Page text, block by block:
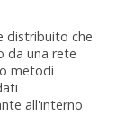
distribuito che
da una rete
metodi
all'interno